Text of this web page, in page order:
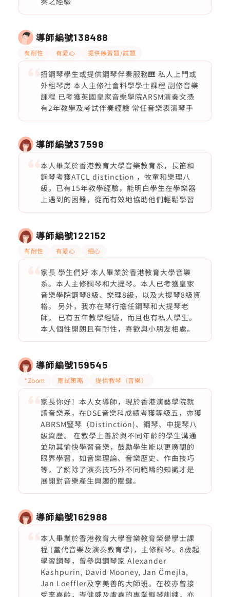
導師編號138488
有耐性 有愛心 提供練習題/試題
招鋼琴學生或提供鋼琴伴奏服務🎹 私人上門或
外租琴房 本人主修社會科學學士課程 副修音樂
課程 已考獲英國皇家音樂學院ARSM演奏文憑
有2年教學及考試伴奏經驗 常任音樂表演琴手
導師編號37598
本人畢業於香港教育大學音樂教育系，長笛和
鋼琴考獲ATCL distinction ，牧童和樂理八
級，已有15年教學經驗，能明白學生在學樂器
上遇到的困難，從而有效地協助他們輕鬆學習
導師編號122152
有耐性 有愛心 細心
家長 學生們好 本人畢業於香港教育大學音樂
系。本人主修鋼琴和大提琴。本人已考獲皇家
音樂學院鋼琴8級、樂理8級，以及大提琴8級資
格。 另外，我亦在琴行擔任鋼琴和大提琴老
師， 已有五年教學經驗，而且也有私人學生。
本人個性開朗且有耐性，喜歡與小朋友相處。
導師編號159545
*Zoom 應試策略 提供教琴（音樂）
家長你好！本人女導師，現於香港演藝學院就
讀音樂系，在DSE音樂科成績考獲等級五，亦獲
ABRSM豎琴（Distinction)、鋼琴、中提琴八
級資歷。 在教學上善於與不同年齡的學生溝通
並助其愉快學習音樂，鼓勵學生能以更廣闊的
眼界學習，如音樂理論、音樂歷史、作曲技巧
等，了解除了演奏技巧外不同範疇的知識才是
展開對音樂產生興趣的關鍵。
導師編號162988
本人畢業於香港教育大學音樂教育榮譽學士課
程 (當代音樂及演奏教育學)，主修鋼琴。8歲起
學習鋼琴，曾參與鋼琴家 Alexander
Kashpurin, David Mooney, Jan Čmejla,
Jan Loeffler及李美善的大師班。在校亦曾接
受李嘉齡，岑健威及盧嘉的專業鋼琴訓練，亦